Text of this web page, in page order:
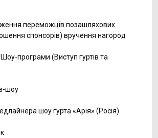
переможців позашляхових
спонсорів) вручення нагород
програми (Виступ гуртів та
шоу
шоу гурта «Арія» (Росія)